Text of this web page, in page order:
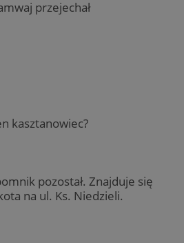
przejechał
kasztanowiec?
pozostał. Znajduje się
na ul. Ks. Niedzieli.